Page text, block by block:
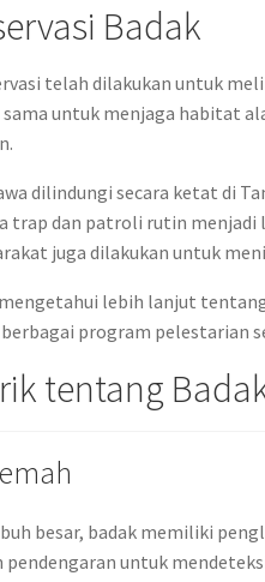
Badak
telah dilakukan untuk
untuk menjaga habitat
dilindungi secara ketat di
trap dan patroli rutin
juga dilakukan untuk
lebih lanjut
program pelestarian
tentang
besar, badak memiliki
pendengaran untuk